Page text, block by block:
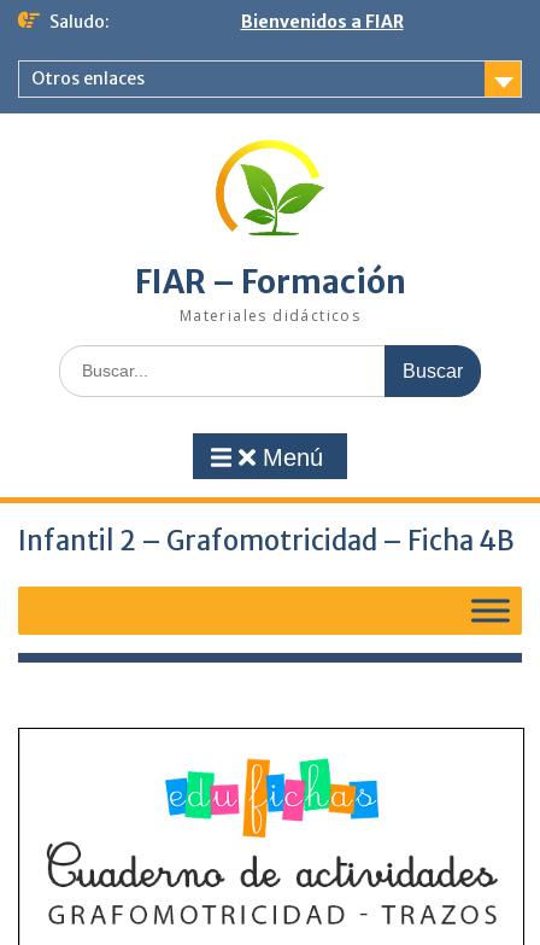
Saltar
contenido
Saludo: Bienvenidos a FIAR
Otros enlaces
FIAR – Formación
Materiales didácticos
Buscar:
Menú
Infantil 2 – Grafomotricidad – Ficha 4B